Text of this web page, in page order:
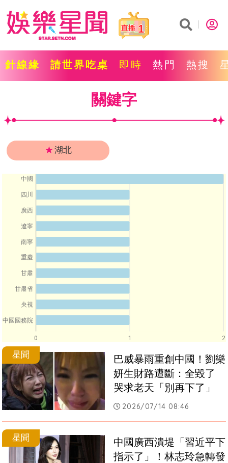
1
針線緣 請世界吃桌 即時 熱門 熱搜
關鍵字
★湖北
0 1 2
中國
四川
廣西
遼寧
南寧
重慶
甘肅
甘肅省
央視
中國國務院
星聞
巴威暴雨重創中國！劉樂
妍生財路遭斷：全毀了
哭求老天「別再下了」
2026/07/14 08:46
星聞
中國廣西潰堤「習近平下
指示了」！林志玲急轉發